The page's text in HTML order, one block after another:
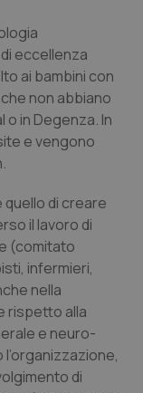
eccellenza
ai bambini con
non abbiano
o in Degenza. In
e vengono
quello di creare
il lavoro di
(comitato
infermieri,
nella
rispetto alla
e neuro-
di